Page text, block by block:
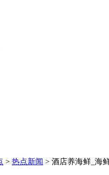
> 热点新闻 > 酒店养海鲜_海